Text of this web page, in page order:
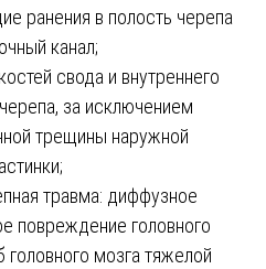
ранения в полость черепа
канал;
свода и внутреннего
за исключением
трещины наружной
травма: диффузное
повреждение головного
головного мозга тяжелой